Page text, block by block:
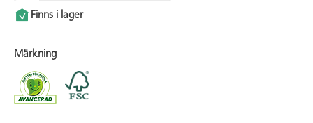
Finns i lager
Märkning